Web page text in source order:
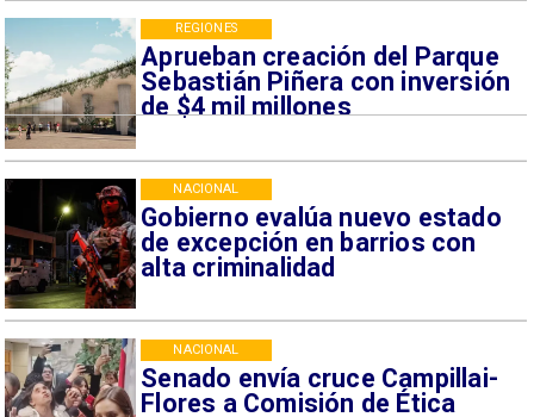
Aprueban creación del Parque
Sebastián Piñera con inversión
de $4 mil millones
REGIONES
Gobierno evalúa nuevo estado
de excepción en barrios con
alta criminalidad
NACIONAL
Senado envía cruce Campillai-
Flores a Comisión de Ética
NACIONAL